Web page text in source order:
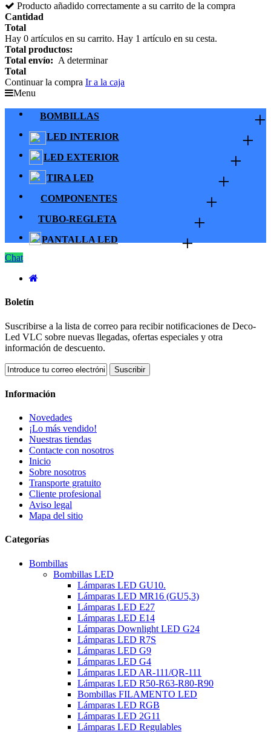
Producto añadido correctamente a su carrito de la compra
Cantidad
Total
Hay 0 artículos en su carrito. Hay 1 artículo en su cesta.
Total productos:
Total envío: A determinar
Total
Continuar la compra Ir a la caja
Menu
BOMBILLAS +
LED INTERIOR +
LED EXTERIOR +
TIRA LED +
COMPONENTES +
TUBO-REGLETA +
PANTALLA LED +
Chat
Boletín
Suscribirse a la lista de correo para recibir notificaciones de Deco-
Led VLC sobre nuevas llegadas, ofertas especiales y otra
información de descuento.
Suscribir
Información
Novedades
¡Lo más vendido!
Nuestras tiendas
Contacte con nosotros
Inicio
Sobre nosotros
Transporte gratuito
Cliente profesional
Aviso legal
Mapa del sitio
Categorías
Bombillas
Bombillas LED
Lámparas LED GU10.
Lámparas LED MR16 (GU5,3)
Lámparas LED E27
Lámparas LED E14
Lámparas Downlight LED G24
Lámparas LED R7S
Lámparas LED G9
Lámparas LED G4
Lámparas LED AR-111/QR-111
Lámparas LED R50-R63-R80-R90
Bombillas FILAMENTO LED
Lámparas LED RGB
Lámparas LED 2G11
Lámparas LED Regulables